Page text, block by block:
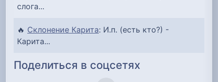
слога...
🔥 Склонение Карита: И.п. (есть кто?) -
Карита...
Поделиться в соцсетях